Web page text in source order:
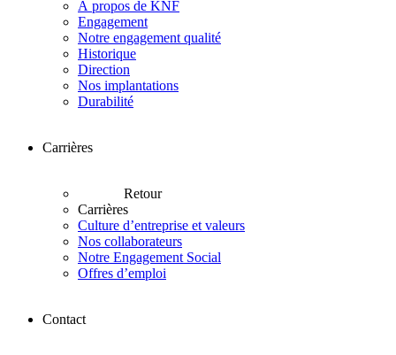
À propos de KNF
Engagement
Notre engagement qualité
Historique
Direction
Nos implantations
Durabilité
Carrières
Retour
Carrières
Culture d’entreprise et valeurs
Nos collaborateurs
Notre Engagement Social
Offres d’emploi
Contact